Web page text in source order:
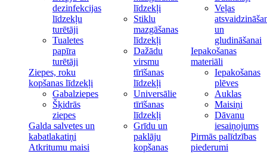
dezinfekcijas
līdzekļu
turētāji
Tualetes
papīra
turētāji
Ziepes, roku
kopšanas līdzekļi
Gabalziepes
Šķidrās
ziepes
Galda salvetes un
kabatlakatiņi
Atkritumu maisi
līdzekļi
Stiklu
mazgāšanas
līdzekļi
Dažādu
virsmu
tīrīšanas
līdzekļi
Universālie
tīrīšanas
līdzekļi
Grīdu un
paklāju
kopšanas
Veļas
un
gludināšanai
Iepakošanas
materiāli
Iepakošanas
plēves
Auklas
Maisiņi
Dāvanu
iesaiņojums
Pirmās palīdzības
piederumi